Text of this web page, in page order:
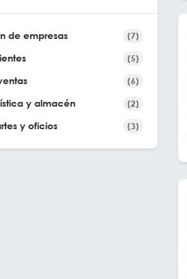
de empresas (7)
(5)
(6)
y almacén (2)
y oficios (3)